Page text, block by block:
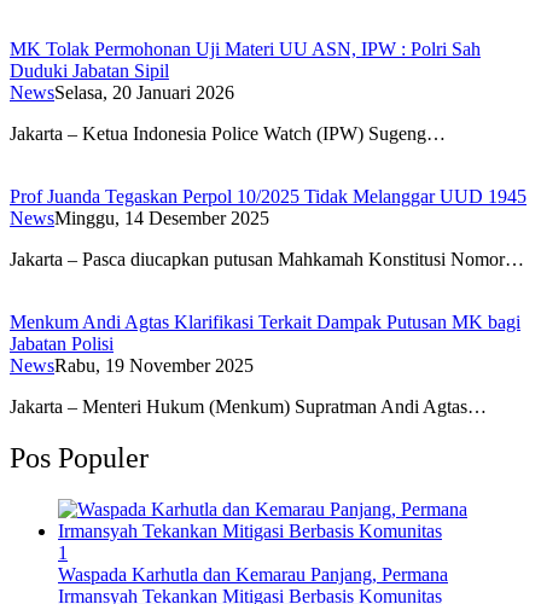
MK Tolak Permohonan Uji Materi UU ASN, IPW : Polri Sah
Duduki Jabatan Sipil
NewsSelasa, 20 Januari 2026
Jakarta – Ketua Indonesia Police Watch (IPW) Sugeng…
Prof Juanda Tegaskan Perpol 10/2025 Tidak Melanggar UUD 1945
NewsMinggu, 14 Desember 2025
Jakarta – Pasca diucapkan putusan Mahkamah Konstitusi Nomor…
Menkum Andi Agtas Klarifikasi Terkait Dampak Putusan MK bagi
Jabatan Polisi
NewsRabu, 19 November 2025
Jakarta – Menteri Hukum (Menkum) Supratman Andi Agtas…
Pos Populer
1
Waspada Karhutla dan Kemarau Panjang, Permana
Irmansyah Tekankan Mitigasi Berbasis Komunitas